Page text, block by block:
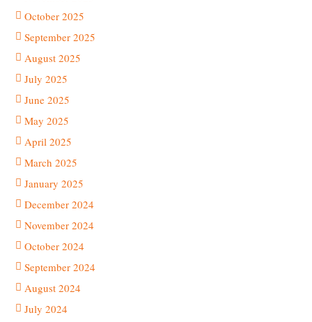
October 2025
September 2025
August 2025
July 2025
June 2025
May 2025
April 2025
March 2025
January 2025
December 2024
November 2024
October 2024
September 2024
August 2024
July 2024